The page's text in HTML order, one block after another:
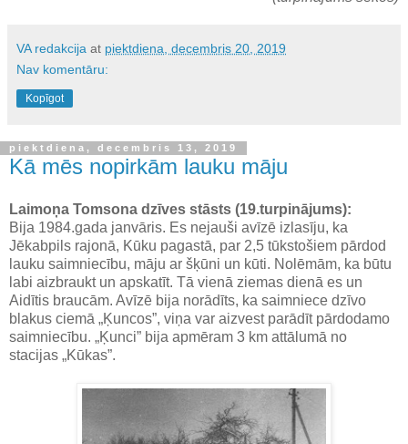
VA redakcija at piektdiena, decembris 20, 2019
Nav komentāru:
Kopīgot
piektdiena, decembris 13, 2019
Kā mēs nopirkām lauku māju
Laimoņa Tomsona dzīves stāsts (19.turpinājums):
Bija 1984.gada janvāris. Es nejauši avīzē izlasīju, ka
Jēkabpils rajonā, Kūku pagastā, par 2,5 tūkstošiem pārdod
lauku saimniecību, māju ar šķūni un kūti. Nolēmām, ka būtu
labi aizbraukt un apskatīt. Tā vienā ziemas dienā es un
Aidītis braucām. Avīzē bija norādīts, ka saimniece dzīvo
blakus ciemā „Ķuncos”, viņa var aizvest parādīt pārdodamo
saimniecību. „Ķunci” bija apmēram 3 km attālumā no
stacijas „Kūkas”.